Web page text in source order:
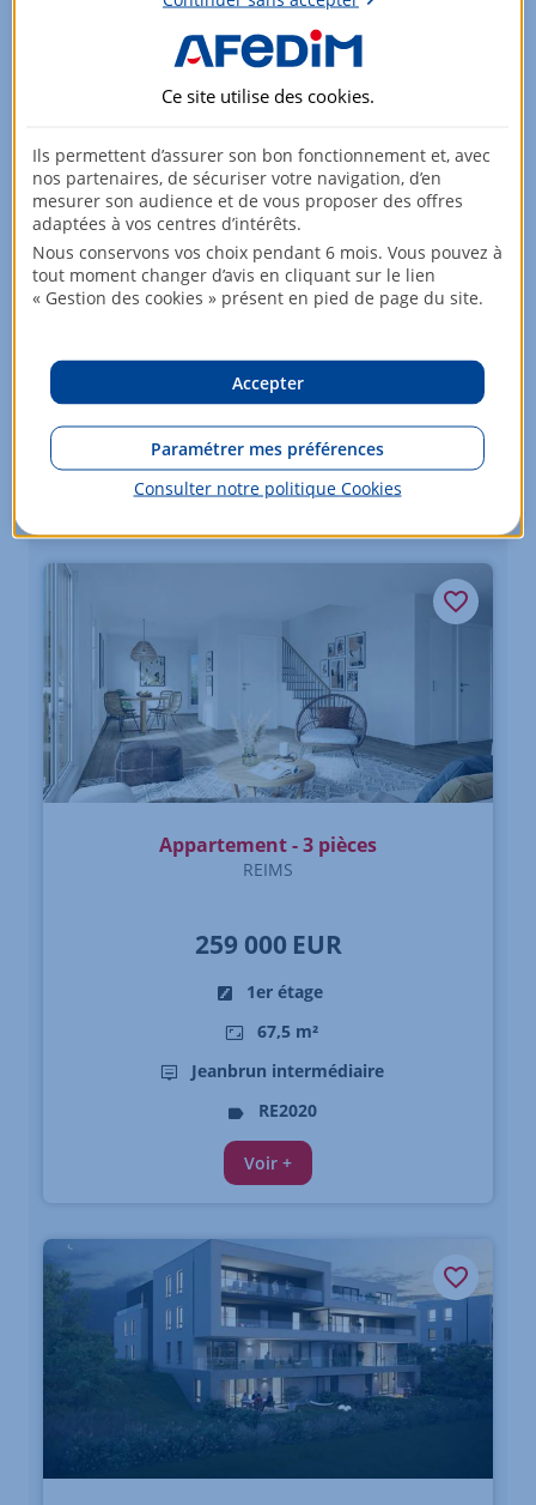
Appartements - du 3 au 4 pièces
TINQUEUX
À partir de
275 000EUR
LMNP avec Pack meublé
Jeanbrun intermédiaire
RE2020
Voir +
Appartement - 3 pièces
REIMS
259 000 EUR
1er étage
67,5 m²
Jeanbrun intermédiaire
RE2020
Voir +
Ce site utilise des cookies.
Ils permettent d’assurer son bon fonctionnement et, avec
nos partenaires, de sécuriser votre navigation, d’en
mesurer son audience et de vous proposer des offres
adaptées à vos centres d’intérêts.
Nous conservons vos choix pendant 6 mois. Vous pouvez à
tout moment changer d’avis en cliquant sur le lien
« Gestion des cookies » présent en pied de page du site.
Accepter
Paramétrer mes préférences
Consulter notre politique Cookies